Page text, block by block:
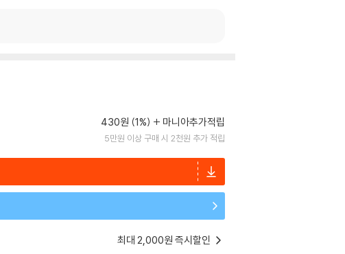
430원 (1%) 마니아추가적립
5만원 이상 구매 시 2천원 추가 적립
최대 2,000원 즉시할인